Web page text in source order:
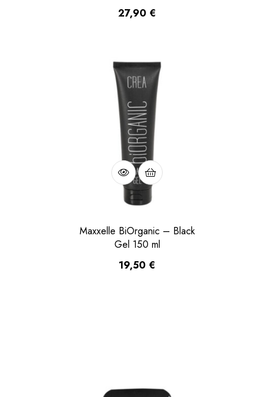
27,90 €
Maxxelle BiOrganic – Black
Gel 150 ml
19,50 €